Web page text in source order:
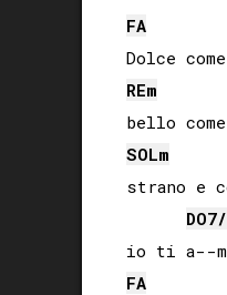
FA
REm
SOLm
strano e
DO
FA